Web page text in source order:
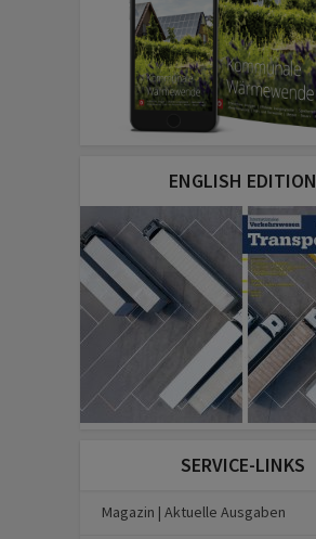
ENGLISH EDITION
SERVICE-LINKS
Magazin | Aktuelle Ausgaben